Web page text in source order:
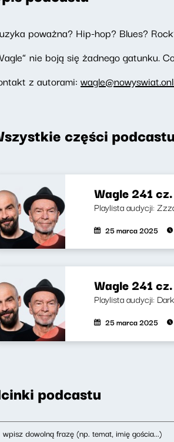
poważna? Hip-hop? Blues?
nie boją się żadnego gatunku.
z autorami:
części podcastu
Wagle 241
Playlista audycji:
25 marca 2025
Wagle 241
Playlista audycji:
25 marca 2025
podcastu